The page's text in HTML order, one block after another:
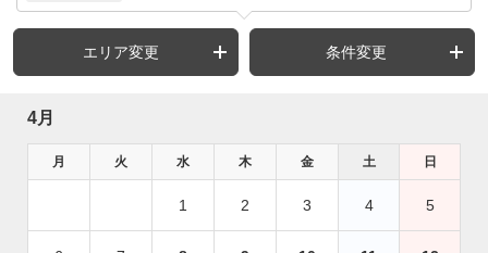
エリア変更 条件変更
4月
月 火 水 木 金 土 日
1 2 3 4 5